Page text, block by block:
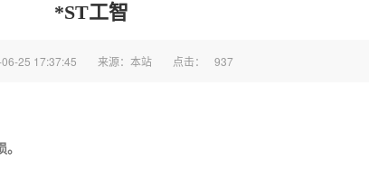
*ST工智
25 17:37:45 来源：本站 点击： 937